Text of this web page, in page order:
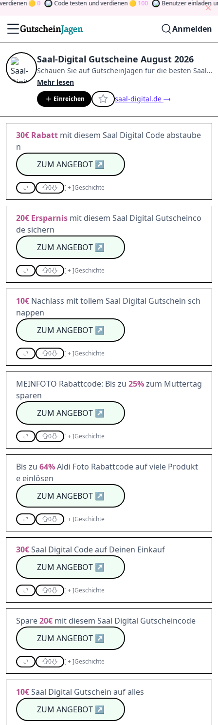
0 Code testen und verdienen 100 Benutzer einladen und
Anmelden
Saal-Digital Gutscheine August 2026
Schauen Sie auf GutscheinJagen für die besten Saal-
Digital-Angebote im
der Community
und verdienen Sie Tokens, indem Sie
durch Abstimmen, Testen, Teilen und mehr
beitragen. Drehen Sie den Glücksklee
Sie Geld
Mehr lesen
Einreichen saal-digital.de
30€ Rabatt mit diesem Saal Digital Code abstaube
n
ZUM ANGEBOT↗
0 [+]Geschichte
20€ Ersparnis mit diesem Saal Digital Gutscheinco
de sichern
ZUM ANGEBOT↗
0 [+]Geschichte
10€ Nachlass mit tollem Saal Digital Gutschein sch
nappen
ZUM ANGEBOT↗
0 [+]Geschichte
MEINFOTO Rabattcode: Bis zu 25%zum Muttertag
sparen
ZUM ANGEBOT↗
0 [+]Geschichte
Bis zu 64%Aldi Foto Rabattcode auf viele Produkt
e einlösen
ZUM ANGEBOT↗
0 [+]Geschichte
30€Saal Digital Code auf Deinen Einkauf
ZUM ANGEBOT↗
0 [+]Geschichte
Spare20€ mit diesem Saal Digital Gutscheincode
ZUM ANGEBOT↗
0 [+]Geschichte
10€Saal Digital Gutschein auf alles
ZUM ANGEBOT↗